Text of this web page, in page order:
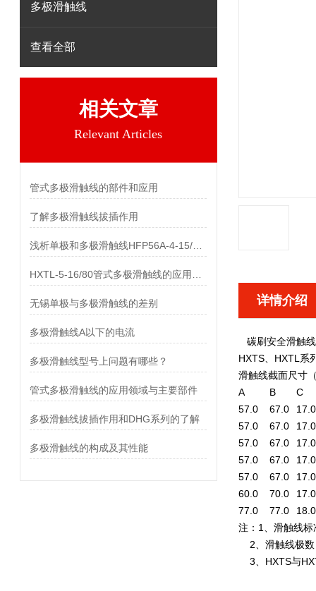
多极滑触线
查看全部
相关文章
Relevant Articles
管式多极滑触线的部件和应用
了解多极滑触线拔插作用
无锡单极与多极滑触线的差别
多极滑触线A以下的电流
多极滑触线型号上问题有哪些？
管式多极滑触线的应用领域与主要部件
多极滑触线拔插作用和DHG系列的了解
多极滑触线的构成及其性能
详情介绍
碳刷安全滑触线
HXTS、HXTL系
滑触线截面尺寸
A
B
C
57.0
67.0
17.0
57.0
67.0
57.0
67.0
17.0
57.0
67.0
17.0
57.0
67.0
17.0
60.0
70.0
17.0
77.0
77.0
18.0
注：1、滑触线
2、滑触线极数
3、HXTS与